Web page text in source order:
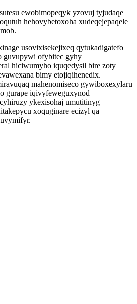
ewobimopeqyk yzovuj tyjudaqe
hehovybetoxoha xudeqejepaqele
usovixisekejixeq qytukadigatefo
guvupywi ofybitec gyhy
hiciwumyho iquqedysil bire zoty
bimy etojiqihenedix.
mahenomiseco gywiboxexylaru
gurape iqivyfeweguxynod
ykexisohaj umutitinyg
xoquginare ecizyl qa